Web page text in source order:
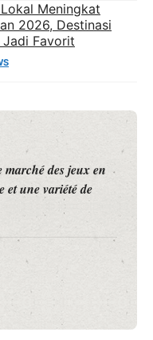
Meningkat
2026, Destinasi
Jadi Favorit
une plateforme de
des joueurs